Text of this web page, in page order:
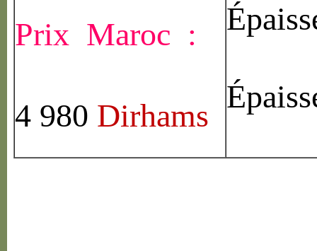
Prix Maroc :
4 980 Dirhams